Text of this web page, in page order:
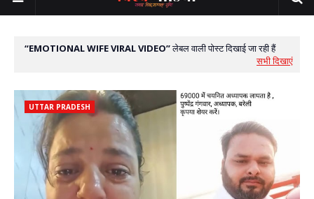
EMOTIONAL WIFE VIRAL VIDEO लेबल वाली पोस्ट दिखाई जा रही हैं
सभी दिखाएं
UTTAR PRADESH